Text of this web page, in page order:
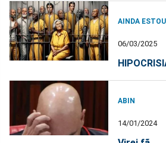
AINDA ESTOU
06/03/2025
ABIN
14/01/2024